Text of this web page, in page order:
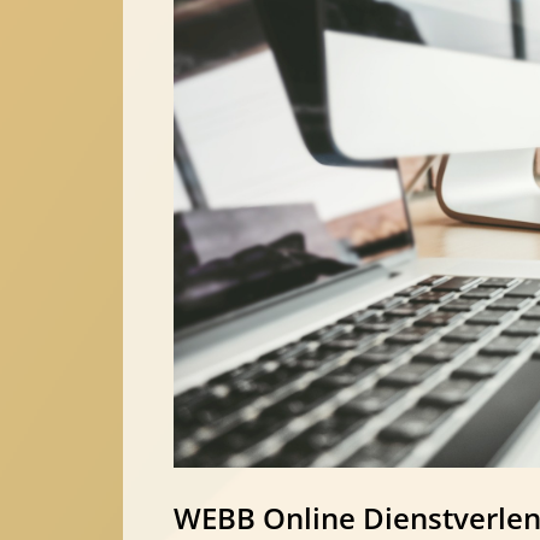
WEBB Online